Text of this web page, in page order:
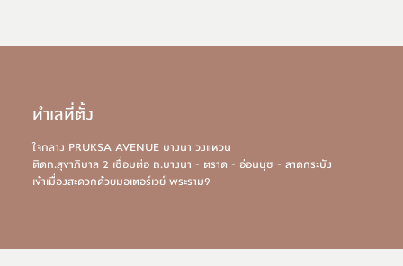
ทำเลที่ตั้ง
ใจกลาง PRUKSA AVENUE บางนา วงแหวน
ติดถ.สุขาภิบาล 2 เชื่อมต่อ ถ.บางนา - ตราด - อ่อนนุช - ลาดกระบัง
เข้าเมื่องสะดวกด้วยมอเตอร์เวย์ พระราม9